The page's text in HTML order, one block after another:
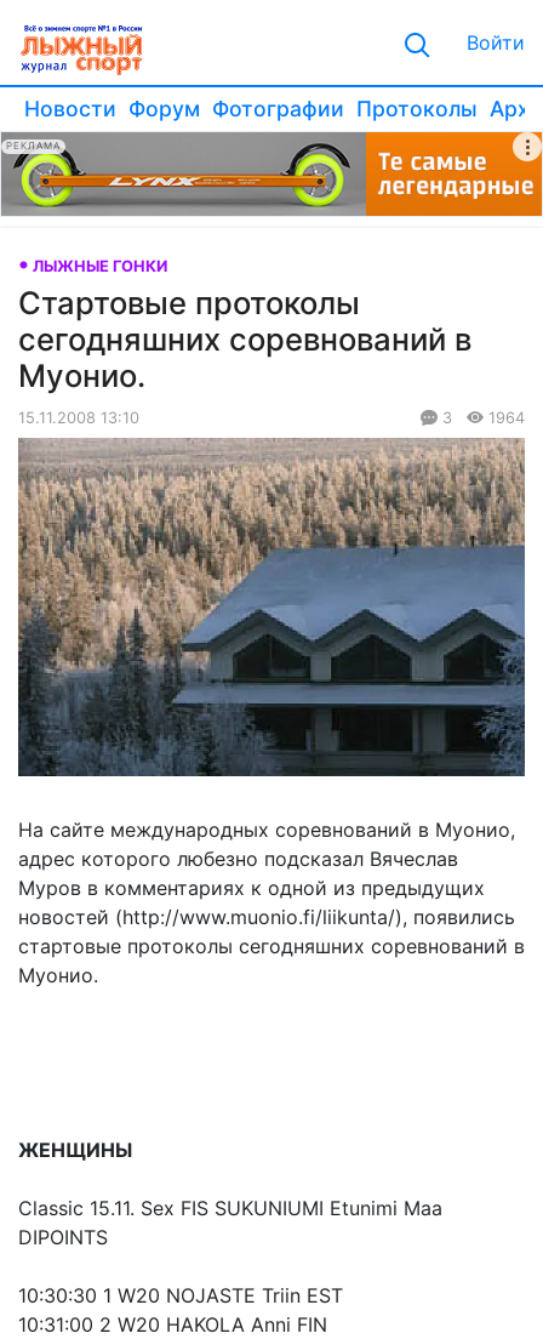
Войти
Новости Форум Фотографии Протоколы
РЕКЛАМА
ЛЫЖНЫЕ ГОНКИ
Стартовые протоколы
сегодняшних соревнований в
Муонио.
15.11.2008 13:10 3 1964
На сайте международных соревнований в Муонио,
адрес которого любезно подсказал Вячеслав
Муров в комментариях к одной из предыдущих
новостей (http://www.muonio.fi/liikunta/), появились
стартовые протоколы сегодняшних соревнований в
Муонио.
ЖЕНЩИНЫ
Classic 15.11. Sex FIS SUKUNIUMI Etunimi Maa
DIPOINTS
10:30:30 1 W20 NOJASTE Triin EST
10:31:00 2 W20 HAKOLA Anni FIN